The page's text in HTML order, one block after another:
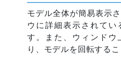
モデル全体が簡易表示
ウに詳細表示されてい
す。また、ウィンドウ
り、モデルを回転するこ